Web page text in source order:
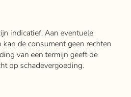
indicatief. Aan eventuele
de consument geen rechten
van een termijn geeft de
op schadevergoeding.